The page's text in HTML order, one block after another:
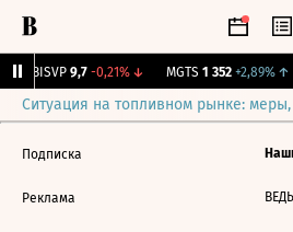
BISVP 9,7 -0,21%↓ MGTS 1 352 +2,89%↑
Ситуация на топливном рынке: меры,
Подписка
Реклама ВЕДЫ